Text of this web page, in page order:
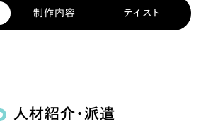
制作内容 テイスト
人材紹介・派遣